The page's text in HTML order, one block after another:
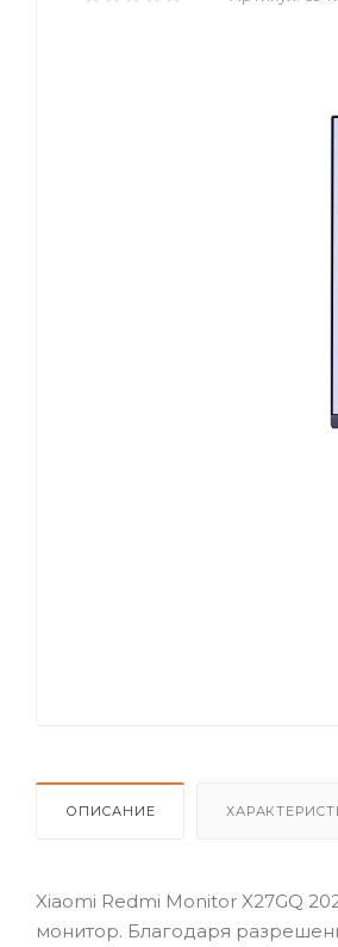
ОПИСАНИЕ
Xiaomi Redmi Monitor X27GQ
монитор. Благодаря